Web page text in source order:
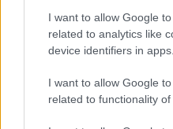
I want to allow Google
related to analytics like
device identifiers in apps.
I want to allow Google
related to functionality
Ricevi le
Google